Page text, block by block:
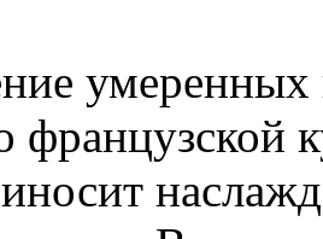
умеренных
французской